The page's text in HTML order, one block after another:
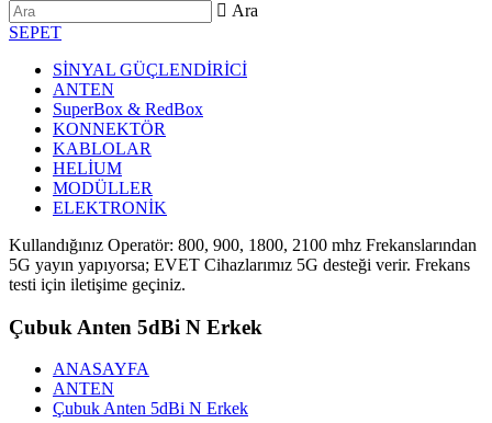
 Ara
SEPET
SİNYAL GÜÇLENDİRİCİ
ANTEN
SuperBox & RedBox
KONNEKTÖR
KABLOLAR
HELİUM
MODÜLLER
ELEKTRONİK
Kullandığınız Operatör: 800, 900, 1800, 2100 mhz Frekanslarından
5G yayın yapıyorsa; EVET Cihazlarımız 5G desteği verir. Frekans
testi için iletişime geçiniz.
Çubuk Anten 5dBi N Erkek
ANASAYFA
ANTEN
Çubuk Anten 5dBi N Erkek